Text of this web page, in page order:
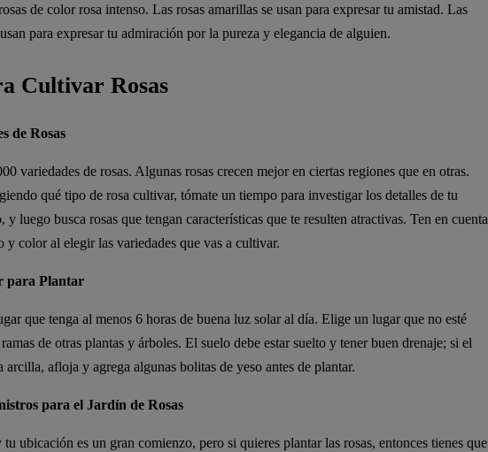
de color rosa intenso. Las rosas amarillas se usan para expresar tu amistad. Las
para expresar tu admiración por la pureza y elegancia de alguien.
Cultivar Rosas
de Rosas
variedades de rosas. Algunas rosas crecen mejor en ciertas regiones que en otras.
qué tipo de rosa cultivar, tómate un tiempo para investigar los detalles de tu
luego busca rosas que tengan características que te resulten atractivas. Ten en cuenta
y color al elegir las variedades que vas a cultivar.
para Plantar
que tenga al menos 6 horas de buena luz solar al día. Elige un lugar que no esté
de otras plantas y árboles. El suelo debe estar suelto y tener buen drenaje; si el
arcilla, afloja y agrega algunas bolitas de yeso antes de plantar.
para el Jardín de Rosas
tu ubicación es un gran comienzo, pero si quieres plantar las rosas, entonces tienes que